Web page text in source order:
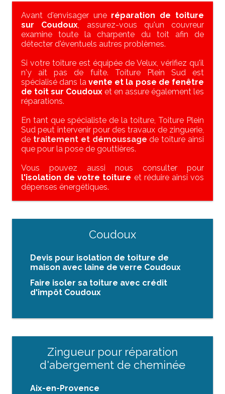
Avant d'envisager une réparation de toiture
sur Coudoux, assurez-vous qu'un couvreur
examine toute la charpente du toit afin de
détecter d'éventuels autres problèmes.
Si votre toiture est équipée de Velux, vérifiez qu'il
n'y ait pas de fuite. Toiture Plein Sud est
spécialisé dans la vente et la pose de fenêtre
de toit sur Coudoux et en assure également les
réparations.
En tant que spécialiste de la toiture, Toiture Plein
Sud peut intervenir pour des travaux de zinguerie,
de traitement et démoussage de toiture ainsi
que pour la pose de gouttières.
Vous pouvez aussi nous consulter pour
l'isolation de votre toiture et réduire ainsi vos
dépenses énergétiques.
Coudoux
Devis pour isolation de toiture de
maison avec laine de verre Coudoux
Faire isoler sa toiture avec crédit
d'impôt Coudoux
Zingueur pour réparation
d'abergement de cheminée
Aix-en-Provence